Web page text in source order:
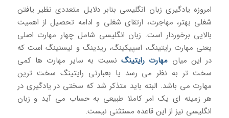
امروزه یادگیری زبان انگلیسی بنابر دلایل متعددی نظیر یافتن
شغلی بهتر، مهاجرت، ارتقای شغلی و ادامه تحصیل از اهمیت
بالایی برخوردار است. زبان انگلیسی شامل چهار مهارت اصلی
یعنی مهارت رایتینگ، اسپیکینگ، ریدینگ و لیسنینگ است که
در این میان مهارت رایتینگ نسبت به سایر مهارت ها کمی
سخت تر به نظر می رسد یا بعبارتی رایتینگ سخت ترین
مهارت می باشد. البته باید متذکر شد که سختی در یادگیری در
هر زمینه ای یک امر کاملا طبیعی به حساب می آید و زبان
انگلیسی نیز از این قاعده مستثنی نیست.